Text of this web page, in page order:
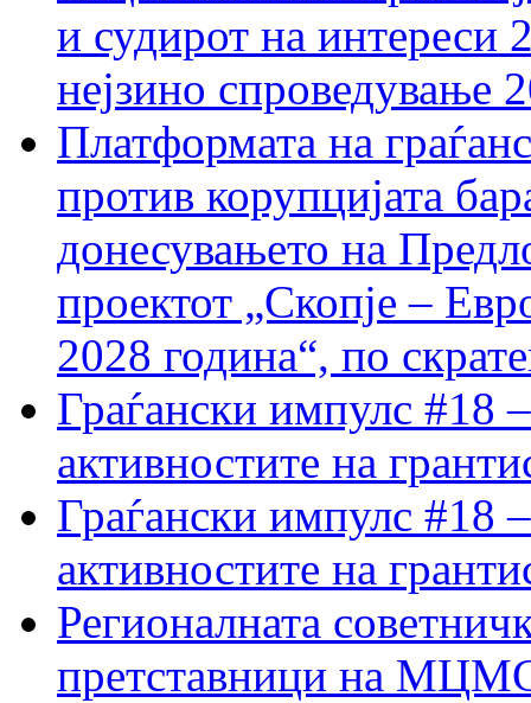
и судирот на интереси
нејзино спроведување
Платформата на
против корупцијата
донесувањето на
проектот „Скопје –
2028 година“, по
Граѓански импулс #18
активностите на
Граѓански импулс #18
активностите на
Регионалната
претставници на МЦМС